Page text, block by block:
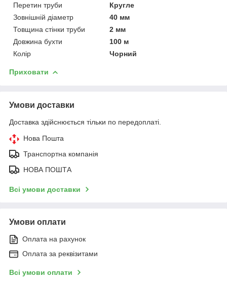
Перетин труби
Кругле
Зовнішній діаметр
40 мм
Товщина стінки труби
2 мм
Довжина бухти
100 м
Колір
Чорний
Приховати
Умови доставки
Доставка здійснюється тільки по передоплаті.
Нова Пошта
Транспортна компанія
НОВА ПОШТА
Всі умови доставки
Умови оплати
Оплата на рахунок
Оплата за реквізитами
Всі умови оплати